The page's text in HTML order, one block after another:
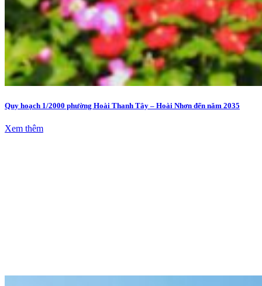
Quy hoạch 1/2000 phường Hoài Thanh Tây – Hoài Nhơn đến năm 2035
Xem thêm